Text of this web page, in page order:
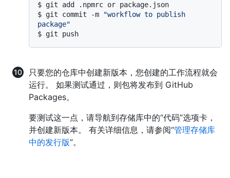
$ git add .npmrc or package.json
$ git commit -m
"workflow to publish
package"
$ git push
只要您的仓库中创建新版本，您创建的工作流程就会
运行。 如果测试通过，则包将发布到 GitHub
Packages。
要测试这一点，请导航到存储库中的“代码”选项卡，
并创建新版本。 有关详细信息，请参阅“管理存储库
中的发行版”。